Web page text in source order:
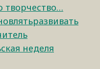
творчество…
неделя